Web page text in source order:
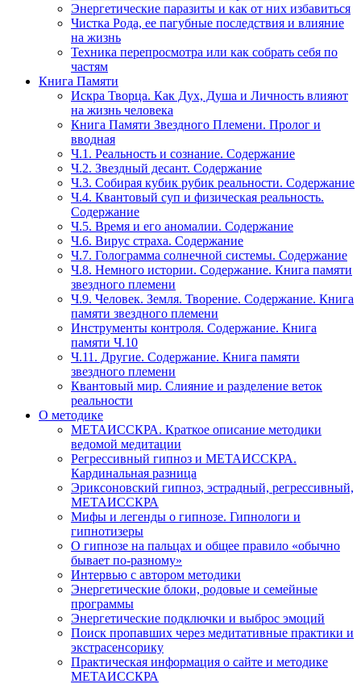
Энергетические паразиты и как от них избавиться
Чистка Рода, ее пагубные последствия и влияние
на жизнь
Техника перепросмотра или как собрать себя по
частям
Книга Памяти
Искра Творца. Как Дух, Душа и Личность влияют
на жизнь человека
Книга Памяти Звездного Племени. Пролог и
вводная
Ч.1. Реальность и сознание. Содержание
Ч.2. Звездный десант. Содержание
Ч.3. Собирая кубик рубик реальности. Содержание
Ч.4. Квантовый суп и физическая реальность.
Содержание
Ч.5. Время и его аномалии. Содержание
Ч.6. Вирус страха. Содержание
Ч.7. Голограмма солнечной системы. Содержание
Ч.8. Немного истории. Содержание. Книга памяти
звездного племени
Ч.9. Человек. Земля. Творение. Содержание. Книга
памяти звездного племени
Инструменты контроля. Содержание. Книга
памяти Ч.10
Ч.11. Другие. Содержание. Книга памяти
звездного племени
Квантовый мир. Слияние и разделение веток
реальности
О методике
МЕТАИССКРА. Краткое описание методики
ведомой медитации
Регрессивный гипноз и МЕТАИССКРА.
Кардинальная разница
Эриксоновский гипноз, эстрадный, регрессивный,
МЕТАИССКРА
Мифы и легенды о гипнозе. Гипнологи и
гипнотизеры
О гипнозе на пальцах и общее правило «обычно
бывает по-разному»
Интервью с автором методики
Энергетические блоки, родовые и семейные
программы
Энергетические подключки и выброс эмоций
Поиск пропавших через медитативные практики и
экстрасенсорику
Практическая информация о сайте и методике
МЕТАИССКРА